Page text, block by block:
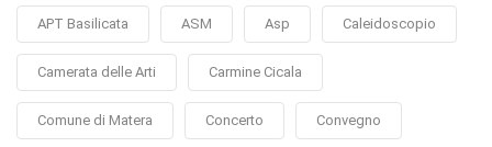
APT Basilicata ASM Asp Caleidoscopio
Camerata delle Arti Carmine Cicala
Comune di Matera Concerto Convegno